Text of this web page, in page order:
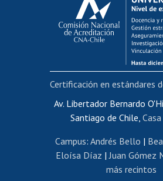
Postulación al
Funcionarias/os
Cursos internos de
Bienestar del
Portal de movilidad
Certificado de
Certificado de renta
Editar páginas
Extranjeras/os
Av. Libertador Bernardo
Santiago de Chile,
Campus: Andrés Bello |
Eloísa Díaz |Juan Gómez
más recintos
Certificación en estándares